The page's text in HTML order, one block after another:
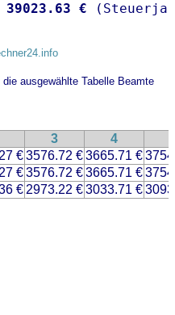
39023.63 €
ausgewählte Tabelle Beamte
3 4
€3576.72 €3665.71 €
€3576.72 €3665.71 €
€ 2973.22 €3033.71 €